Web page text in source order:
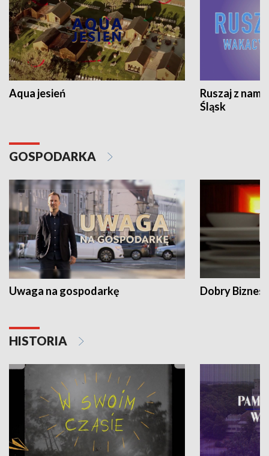
Aqua jesień
Ruszaj z
Śląsk
GOSPODARKA
Uwaga na gospodarkę Dobry Biznes
HISTORIA